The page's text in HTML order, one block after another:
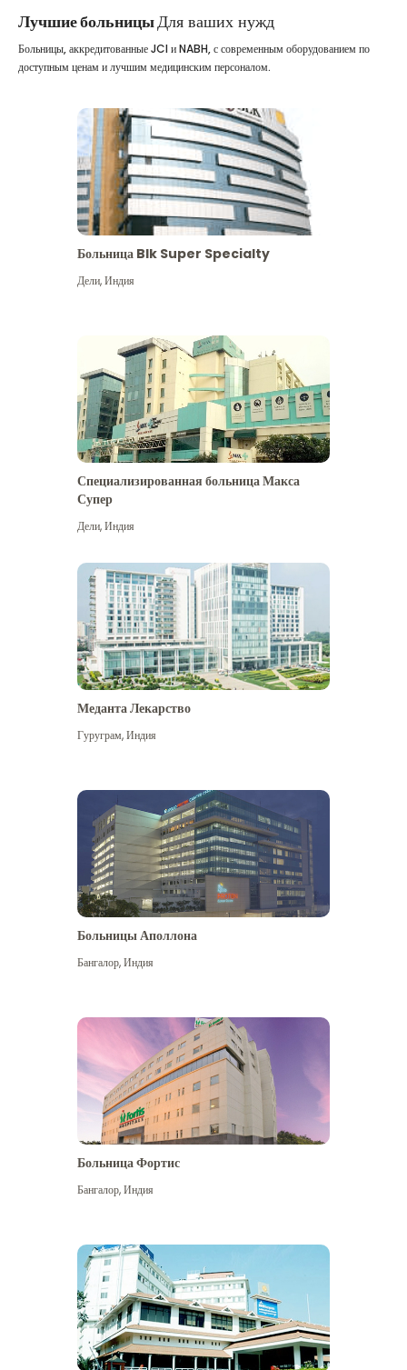
Лучшие больницыДля ваших нужд
Посмотреть больше
Больницы, аккредитованные JCI и NABH, с современным оборудованием по
доступным ценам и лучшим медицинским персоналом.
Больница Blk Super Specialty
Дели,Индия
Специализированная больница Макса
Супер
Дели,Индия
Меданта Лекарство
Гуруграм,Индия
Больницы Аполлона
Бангалор,Индия
Больница Фортис
Бангалор,Индия